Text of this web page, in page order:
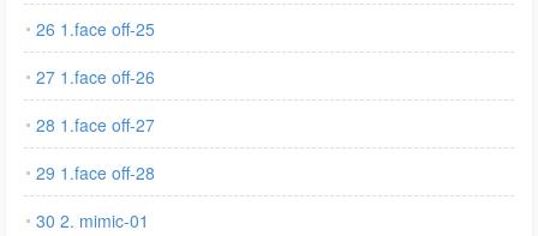
26 1.face off-25
27 1.face off-26
28 1.face off-27
29 1.face off-28
30 2. mimic-01